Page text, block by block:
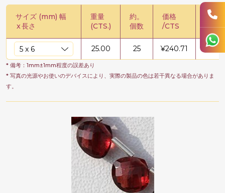
サイズ (mm) 幅
x長さ
重量
(CTS.)
約。
個数
価格
/CTS
価格 /
鎖
25.00 25 ¥240.71 ¥
* 備考：1mm±1mm程度の誤差あり
* 写真の光源やお使いのデバイスにより、実際の製品の色は若干異なる場合がありま
す。